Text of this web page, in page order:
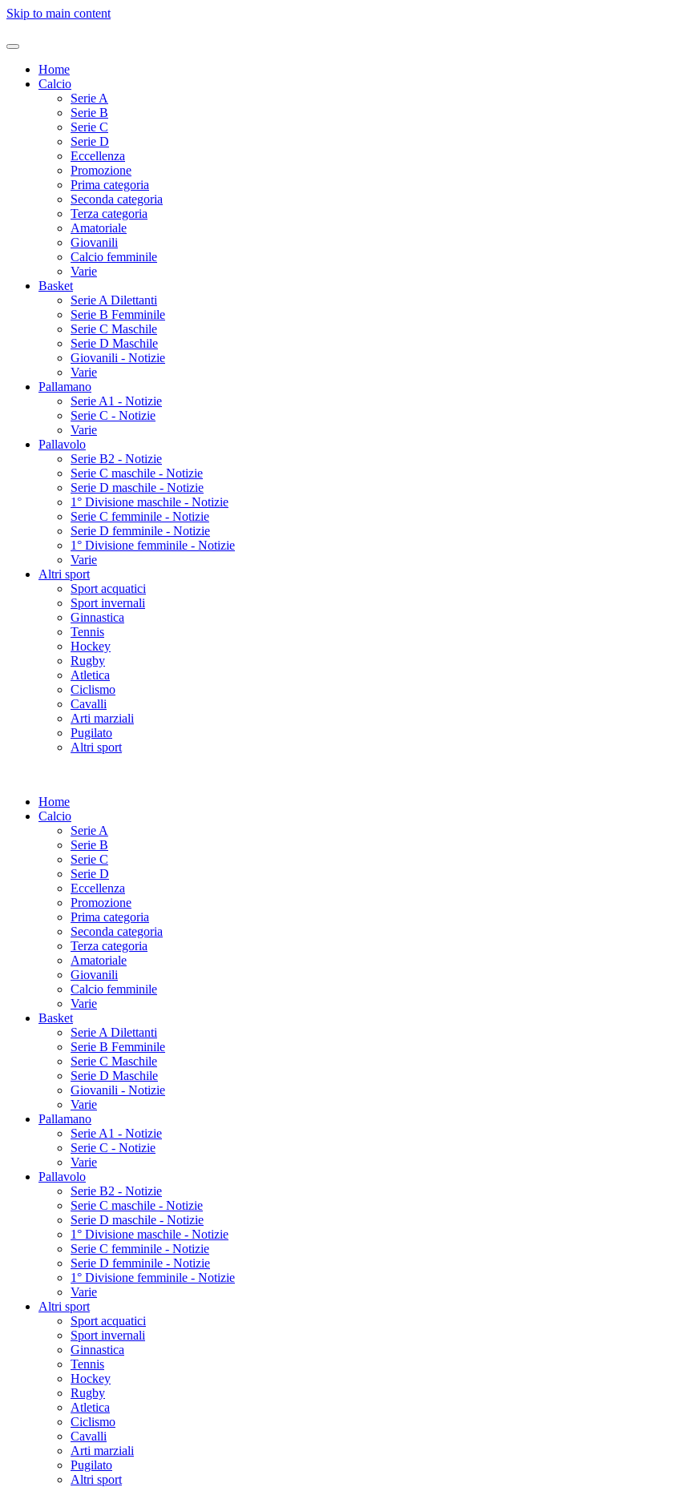
Skip to main content
Home
Calcio
Serie A
Serie B
Serie C
Serie D
Eccellenza
Promozione
Prima categoria
Seconda categoria
Terza categoria
Amatoriale
Giovanili
Calcio femminile
Varie
Basket
Serie A Dilettanti
Serie B Femminile
Serie C Maschile
Serie D Maschile
Giovanili - Notizie
Varie
Pallamano
Serie A1 - Notizie
Serie C - Notizie
Varie
Pallavolo
Serie B2 - Notizie
Serie C maschile - Notizie
Serie D maschile - Notizie
1° Divisione maschile - Notizie
Serie C femminile - Notizie
Serie D femminile - Notizie
1° Divisione femminile - Notizie
Varie
Altri sport
Sport acquatici
Sport invernali
Ginnastica
Tennis
Hockey
Rugby
Atletica
Ciclismo
Cavalli
Arti marziali
Pugilato
Altri sport
Home
Calcio
Serie A
Serie B
Serie C
Serie D
Eccellenza
Promozione
Prima categoria
Seconda categoria
Terza categoria
Amatoriale
Giovanili
Calcio femminile
Varie
Basket
Serie A Dilettanti
Serie B Femminile
Serie C Maschile
Serie D Maschile
Giovanili - Notizie
Varie
Pallamano
Serie A1 - Notizie
Serie C - Notizie
Varie
Pallavolo
Serie B2 - Notizie
Serie C maschile - Notizie
Serie D maschile - Notizie
1° Divisione maschile - Notizie
Serie C femminile - Notizie
Serie D femminile - Notizie
1° Divisione femminile - Notizie
Varie
Altri sport
Sport acquatici
Sport invernali
Ginnastica
Tennis
Hockey
Rugby
Atletica
Ciclismo
Cavalli
Arti marziali
Pugilato
Altri sport